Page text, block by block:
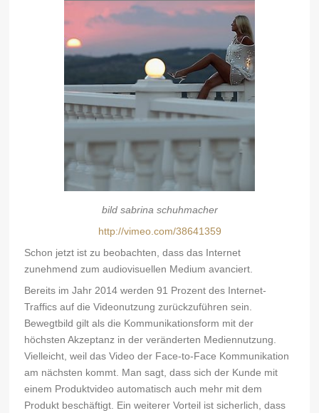
bild sabrina schuhmacher
http://vimeo.com/38641359
Schon jetzt ist zu beobachten, dass das Internet
zunehmend zum audiovisuellen Medium avanciert.
Bereits im Jahr 2014 werden 91 Prozent des Internet-
Traffics auf die Videonutzung zurückzuführen sein.
Bewegtbild gilt als die Kommunikationsform mit der
höchsten Akzeptanz in der veränderten Mediennutzung.
Vielleicht, weil das Video der Face-to-Face Kommunikation
am nächsten kommt. Man sagt, dass sich der Kunde mit
einem Produktvideo automatisch auch mehr mit dem
Produkt beschäftigt. Ein weiterer Vorteil ist sicherlich, dass